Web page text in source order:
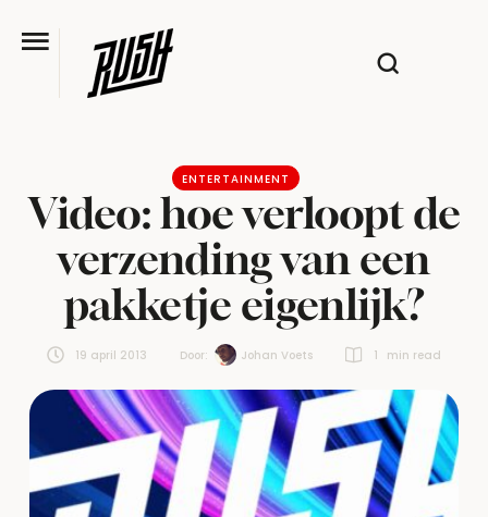
ENTERTAINMENT
Video: hoe verloopt de
verzending van een
pakketje eigenlijk?
19 april 2013 Door: Johan Voets 1 min read